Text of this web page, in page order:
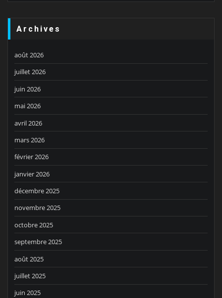
Archives
août 2026
juillet 2026
juin 2026
mai 2026
avril 2026
mars 2026
février 2026
janvier 2026
décembre 2025
novembre 2025
octobre 2025
septembre 2025
août 2025
juillet 2025
juin 2025